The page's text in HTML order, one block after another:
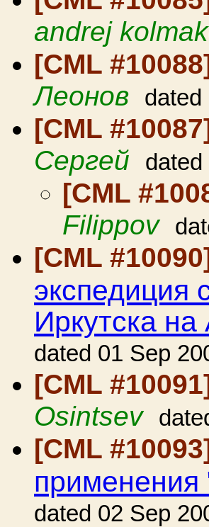
andrej
[CML
Леонов dated
[CML
Сергей dated
[CML
Filippov
[CML
экспедиция
Иркутска на
dated 01 Sep
[CML
Osintsev
[CML
применения
dated 02 Sep